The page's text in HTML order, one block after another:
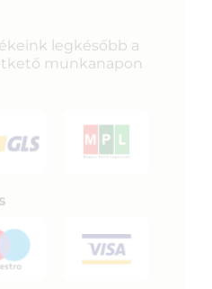
legkésőbb a
munkanapon